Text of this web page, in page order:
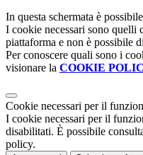
In questa schermata è
I cookie necessari sono quelli
piattaforma e non è possibile
Per conoscere quali sono i
visionare la COOKIE
Cookie necessari per il
I cookie necessari per il
disabilitati. È possibile
policy.